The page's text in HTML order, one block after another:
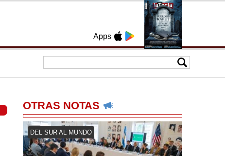
Apps
OTRAS NOTAS
DEL SUR AL MUNDO